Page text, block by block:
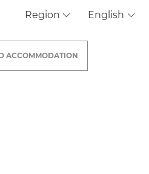
Region English
ACCOMMODATION